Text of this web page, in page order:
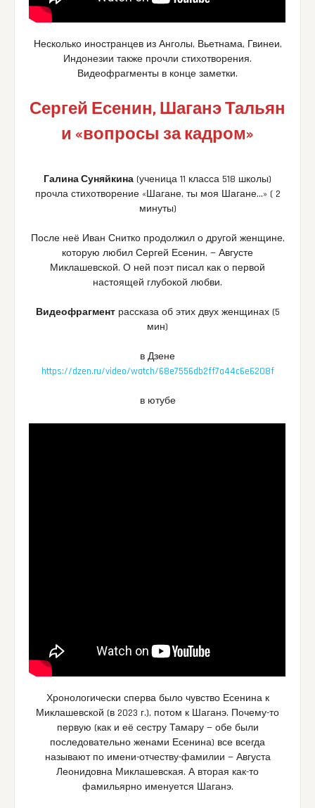
Несколько иностранцев из Анголы, Вьетнама, Гвинеи,
Индонезии также прочли стихотворения.
Видеофрагменты в конце заметки.
Сергей Есенин, Шаганэ Тальян
и «вопросы за кадром»
Галина Суняйкина (ученица 11 класса 518 школы)
прочла стихотворение «Шагане, ты моя Шагане…» ( 2
минуты)
После неё Иван Снитко продолжил о другой женщине,
которую любил Сергей Есенин, — Августе
Миклашевской. О ней поэт писал как о первой
настоящей глубокой любви.
Видеофрагментрассказа об этих двух женщинах (5
мин)
в Дзене
https://dzen.ru/video/watch/68e7556db2ff7a44c6e6208f
в ютубе
Хронологически сперва было чувство Есенина к
Миклашевской (в 2023 г.), потом к Шаганэ. Почему-то
первую (как и её сестру Тамару — обе были
последовательно женами Есенина) все всегда
называют по имени-отчеству-фамилии — Августа
Леонидовна Миклашевская. А вторая как-то
фамильярно именуется Шаганэ.